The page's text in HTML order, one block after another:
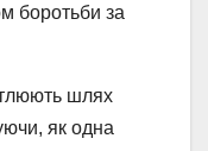
боротьби за
шлях
як одна